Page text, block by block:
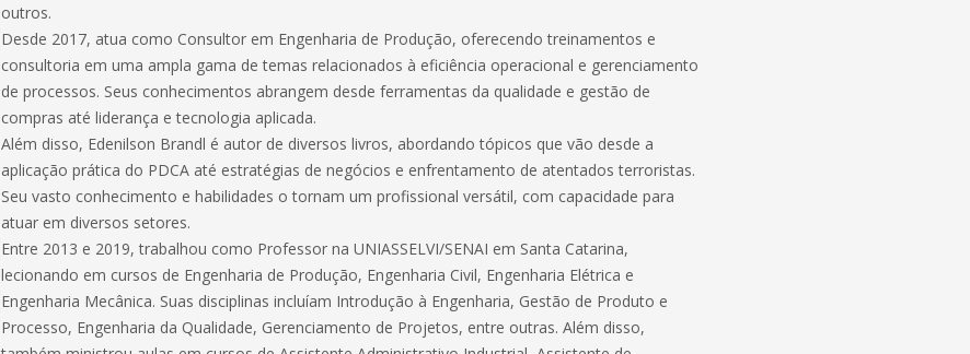
outros.
Desde 2017, atua como Consultor em Engenharia de Produção, oferecendo treinamentos e
consultoria em uma ampla gama de temas relacionados à eficiência operacional e gerenciamento
de processos. Seus conhecimentos abrangem desde ferramentas da qualidade e gestão de
compras até liderança e tecnologia aplicada.
Além disso, Edenilson Brandl é autor de diversos livros, abordando tópicos que vão desde a
aplicação prática do PDCA até estratégias de negócios e enfrentamento de atentados terroristas.
Seu vasto conhecimento e habilidades o tornam um profissional versátil, com capacidade para
atuar em diversos setores.
Entre 2013 e 2019, trabalhou como Professor na UNIASSELVI/SENAI em Santa Catarina,
lecionando em cursos de Engenharia de Produção, Engenharia Civil, Engenharia Elétrica e
Engenharia Mecânica. Suas disciplinas incluíam Introdução à Engenharia, Gestão de Produto e
Processo, Engenharia da Qualidade, Gerenciamento de Projetos, entre outras. Além disso,